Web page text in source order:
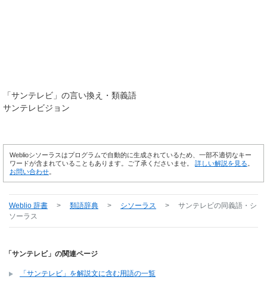
「サンテレビ 」の言い換え・類義語
サンテレビジョン
Weblioシソーラスはプログラムで自動的に生成されているため、一部不適切なキー
ワードが含まれていることもあります。ご了承くださいませ。 詳しい解説を見る
お問い合わせ
Weblio 辞書 > 類語辞典 > シソーラス > サンテレビの同義語・シ
ソーラス
「サンテレビ」の関連ページ
「サンテレビ」を解説文に含む用語の一覧